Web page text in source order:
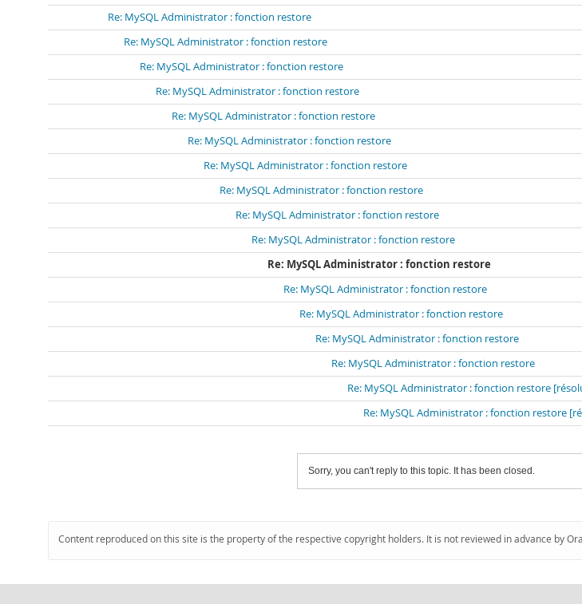
Re: MySQL Administrator : fonction restore
Re: MySQL Administrator : fonction restore
Re: MySQL Administrator : fonction restore
Re: MySQL Administrator : fonction restore
Re: MySQL Administrator : fonction restore
Re: MySQL Administrator : fonction restore
Re: MySQL Administrator : fonction restore
Re: MySQL Administrator : fonction restore
Re: MySQL Administrator : fonction restore
Re: MySQL Administrator : fonction restore
Re: MySQL Administrator : fonction restore
Re: MySQL Administrator : fonction restore
Re: MySQL Administrator : fonction restore
Re: MySQL Administrator : fonction restore
Re: MySQL Administrator : fonction restore
Re: MySQL Administrator : fonction restore
Re: MySQL Administrator : fonction restore
Sorry, you can't reply to this topic. It has been closed.
Content reproduced on this site is the property of the respective copyright holders. It is not reviewed in advance by